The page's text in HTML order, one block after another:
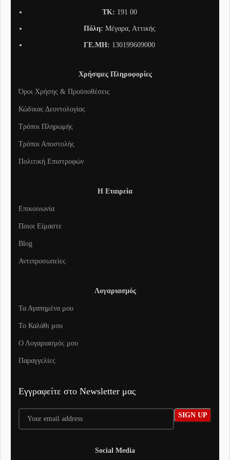
TK: 191 00
Πόλη: Μέγαρα, Αττικής
ΓΕ.ΜΗ: 130199609000
Χρήσιμες Πληροφορίες
Όροι Χρήσης & Προϋποθέσεις
Κώδικας Δεοντολογίας
Τρόποι Πληρωμής
Τρόποι Αποστολής
Πολιτική Επιστροφών
Η Εταιρεία
Επικοινωνία
Ποιοι Είμαστε
Blog
Αντιπροσωπείες
Λογαριασμός
Τα Αγαπημένα μου
To Καλάθι μου
Ο Λογαριασμός μου
Παραγγελίες
Εγγραφείτε στο Newsletter μας
Social Media